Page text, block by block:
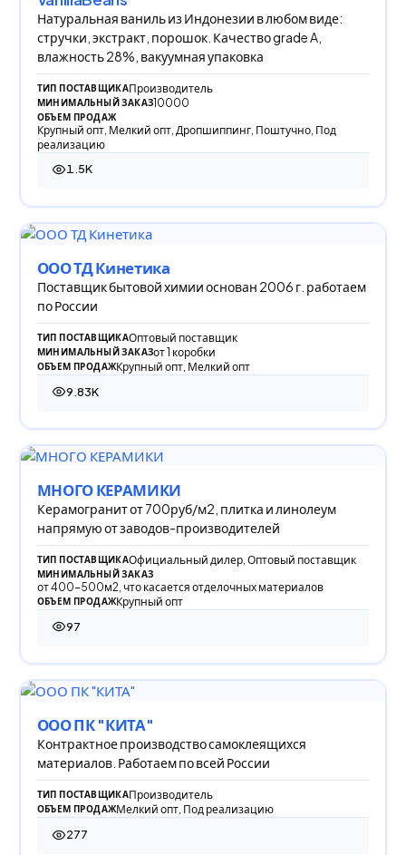
Натуральная ваниль из Индонезии в любом виде:
стручки, экстракт, порошок. Качество grade A,
влажность 28%, вакуумная упаковка
ТИП ПОСТАВЩИКАПроизводитель
МИНИМАЛЬНЫЙ ЗАКАЗ10000
ОБЪЕМ ПРОДАЖ
Крупный опт, Мелкий опт, Дропшиппинг, Поштучно, Под
реализацию
1.5K
1 502 просмотра
ООО ТД Кинетика
Поставщик бытовой химии основан 2006 г. работаем
по России
ТИП ПОСТАВЩИКАОптовый поставщик
МИНИМАЛЬНЫЙ ЗАКАЗот 1 коробки
ОБЪЕМ ПРОДАЖКрупный опт, Мелкий опт
9.83K
9 825 просмотров
МНОГО КЕРАМИКИ
Керамогранит от 700руб/м2, плитка и линолеум
напрямую от заводов-производителей
ТИП ПОСТАВЩИКАОфициальный дилер, Оптовый поставщик
МИНИМАЛЬНЫЙ ЗАКАЗ
от 400-500м2, что касается отделочных материалов
ОБЪЕМ ПРОДАЖКрупный опт
97
97 просмотров
ООО ПК "КИТА"
Контрактное производство самоклеящихся
материалов. Работаем по всей России
ТИП ПОСТАВЩИКАПроизводитель
ОБЪЕМ ПРОДАЖМелкий опт, Под реализацию
277
277 просмотров